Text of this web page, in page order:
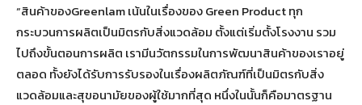
“สินค้าของGreenlam เน้นในเรื่องของ Green Product ทุก
กระบวนการผลิตเป็นมิตรกับสิ่งแวดล้อม ตั้งแต่เริ่มตั้งโรงงาน รวม
ไปถึงขั้นตอนการผลิต เรามีนวัตกรรมในการพัฒนาสินค้าของเราอยู่
ตลอด ทั้งยังได้รับการรับรองในเรื่องผลิตภัณฑ์ที่เป็นมิตรกับสิ่ง
แวดล้อมและสุขอนามัยของผู้ใช้มากที่สุด หนึ่งในนั้นก็คือมาตรฐาน